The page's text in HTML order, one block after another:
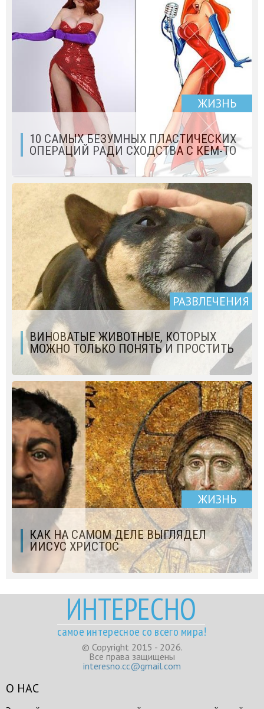
ЖИЗНЬ
10 САМЫХ БЕЗУМНЫХ ПЛАСТИЧЕСКИХ
ОПЕРАЦИЙ РАДИ СХОДСТВА С КЕМ-ТО
РАЗВЛЕЧЕНИЯ
ВИНОВАТЫЕ ЖИВОТНЫЕ, КОТОРЫХ
МОЖНО ТОЛЬКО ПОНЯТЬ И ПРОСТИТЬ
ЖИЗНЬ
КАК НА САМОМ ДЕЛЕ ВЫГЛЯДЕЛ
ИИСУС ХРИСТОС
ИНТЕРЕСНО
самое интересное со всего мира!
© Copyright 2015 - 2026.
Все права защищены
interesno.cc@gmail.com
О НАС